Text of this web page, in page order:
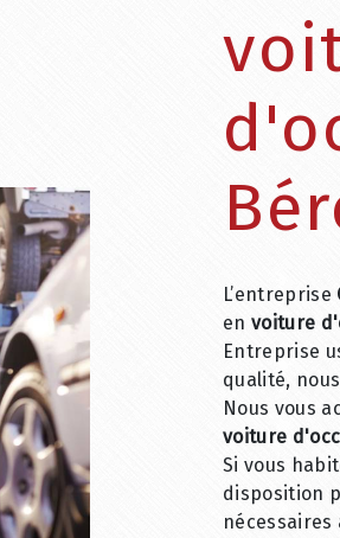
L’entreprise
en voiture
Entreprise
qualité,
Nous vous
voiture
Si vous
disposition